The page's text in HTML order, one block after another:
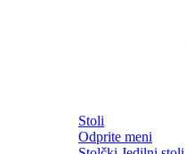
Stoli
Odprite meni